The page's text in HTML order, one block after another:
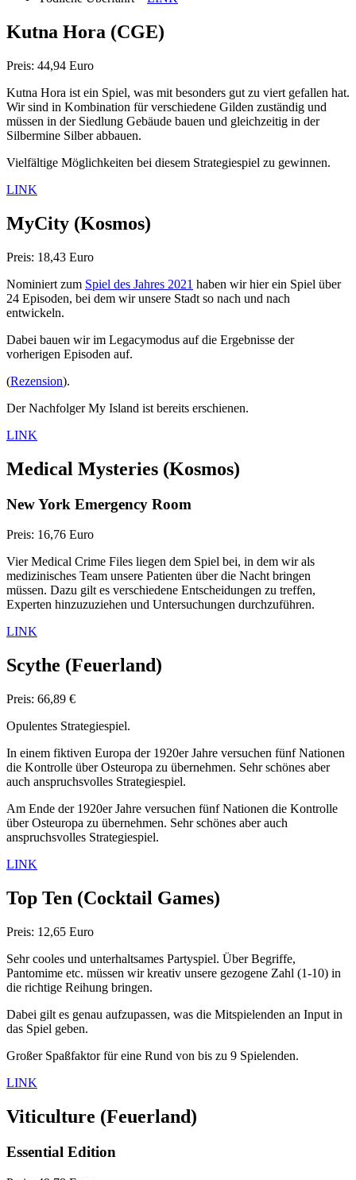
Kutna Hora (CGE)
Preis: 44,94 Euro
Kutna Hora ist ein Spiel, was mit besonders gut zu viert gefallen hat.
Wir sind in Kombination für verschiedene Gilden zuständig und
müssen in der Siedlung Gebäude bauen und gleichzeitig in der
Silbermine Silber abbauen.
Vielfältige Möglichkeiten bei diesem Strategiespiel zu gewinnen.
LINK
MyCity (Kosmos)
Preis: 18,43 Euro
Nominiert zum Spiel des Jahres 2021 haben wir hier ein Spiel über
24 Episoden, bei dem wir unsere Stadt so nach und nach
entwickeln.
Dabei bauen wir im Legacymodus auf die Ergebnisse der
vorherigen Episoden auf.
(Rezension).
Der Nachfolger My Island ist bereits erschienen.
LINK
Medical Mysteries (Kosmos)
New York Emergency Room
Preis: 16,76 Euro
Vier Medical Crime Files liegen dem Spiel bei, in dem wir als
medizinisches Team unsere Patienten über die Nacht bringen
müssen. Dazu gilt es verschiedene Entscheidungen zu treffen,
Experten hinzuzuziehen und Untersuchungen durchzuführen.
LINK
Scythe (Feuerland)
Preis: 66,89 €
Opulentes Strategiespiel.
In einem fiktiven Europa der 1920er Jahre versuchen fünf Nationen
die Kontrolle über Osteuropa zu übernehmen. Sehr schönes aber
auch anspruchsvolles Strategiespiel.
Am Ende der 1920er Jahre versuchen fünf Nationen die Kontrolle
über Osteuropa zu übernehmen. Sehr schönes aber auch
anspruchsvolles Strategiespiel.
LINK
Top Ten (Cocktail Games)
Preis: 12,65 Euro
Sehr cooles und unterhaltsames Partyspiel. Über Begriffe,
Pantomime etc. müssen wir kreativ unsere gezogene Zahl (1-10) in
die richtige Reihung bringen.
Dabei gilt es genau aufzupassen, was die Mitspielenden an Input in
das Spiel geben.
Großer Spaßfaktor für eine Rund von bis zu 9 Spielenden.
LINK
Viticulture (Feuerland)
Essential Edition